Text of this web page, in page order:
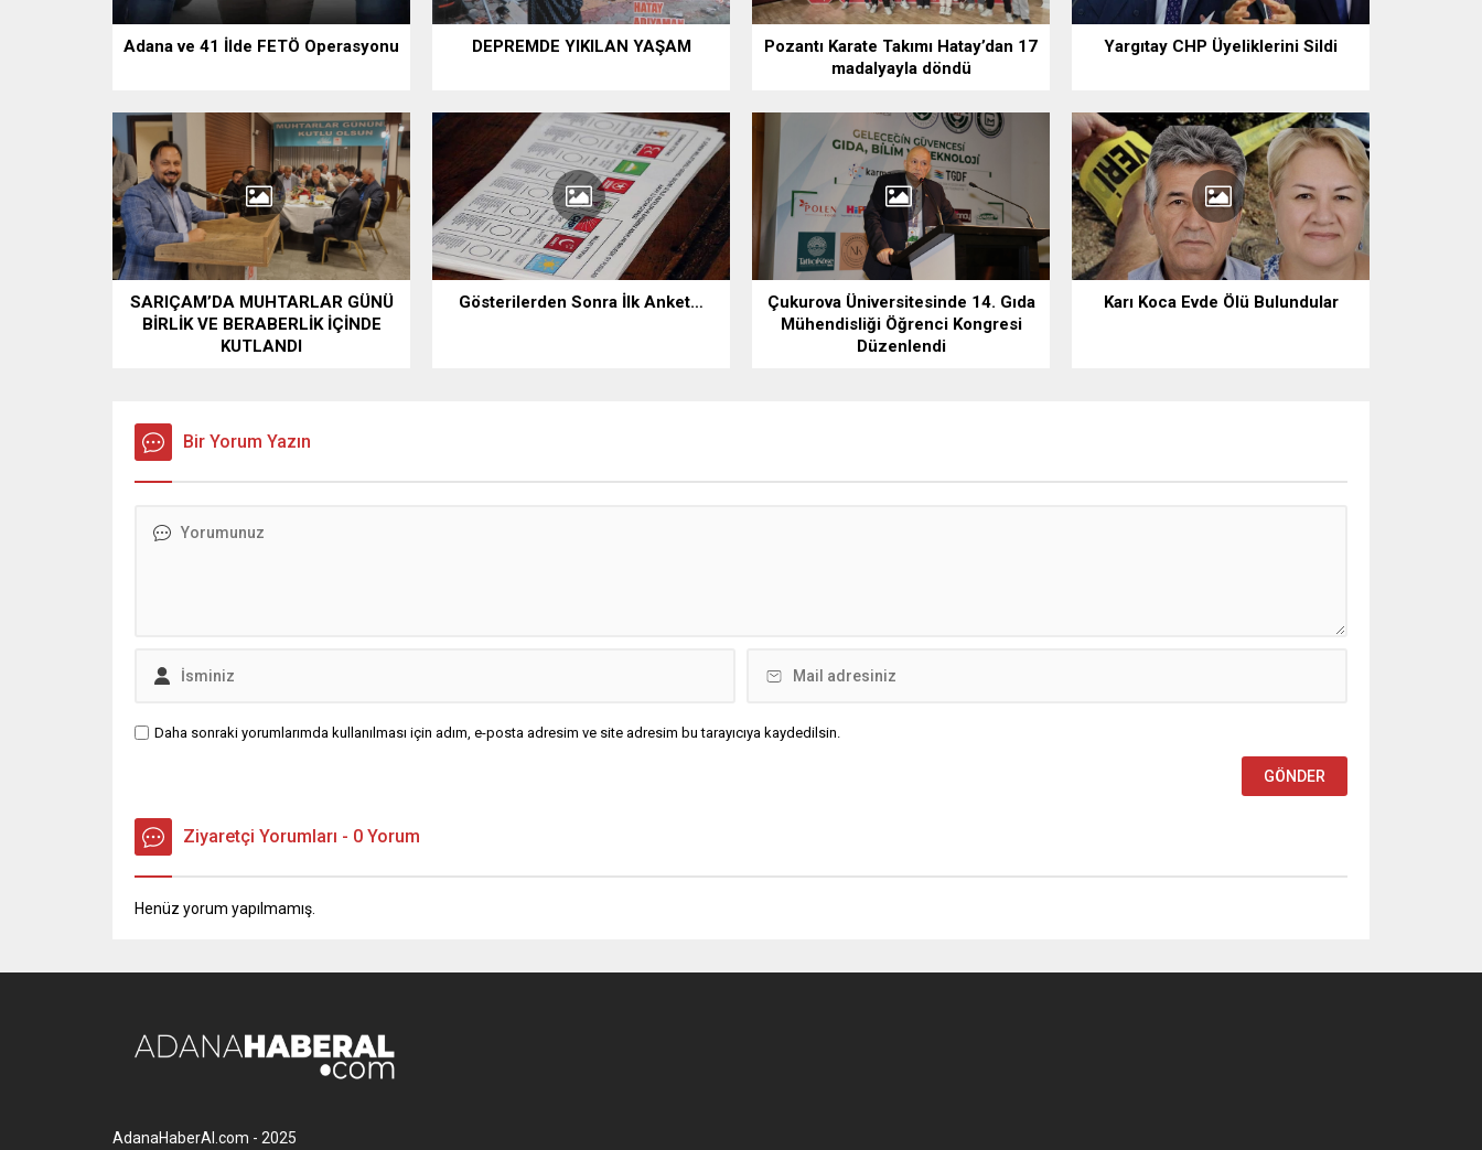
Adana ve 41 İlde FETÖ Operasyonu DEPREMDE YIKILAN YAŞAM
Pozantı Karate Takımı Hatay’dan 17
madalyayla döndü
Yargıtay CHP Üyeliklerini Sildi
SARIÇAM’DA MUHTARLAR GÜNÜ
BİRLİK VE BERABERLİK İÇİNDE
KUTLANDI
Gösterilerden Sonra İlk Anket…
Çukurova Üniversitesinde 14. Gıda
Mühendisliği Öğrenci Kongresi
Düzenlendi
Karı Koca Evde Ölü Bulundular
Bir Yorum Yazın
Daha sonraki yorumlarımda kullanılması için adım, e-posta adresim ve site adresim bu tarayıcıya kaydedilsin.
Ziyaretçi Yorumları - 0 Yorum
Henüz yorum yapılmamış.
AdanaHaberAl.com - 2025